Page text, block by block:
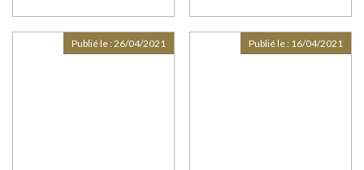
Publié le :26/04/2021 Publié le : 16/04/2021